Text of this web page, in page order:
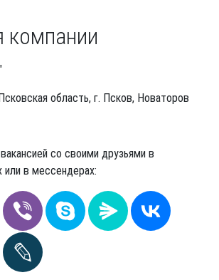
компании
область, г. Псков, Новаторов
со своими друзьями в
или в мессендерах: